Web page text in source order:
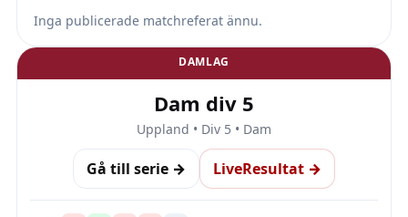
Inga publicerade matchreferat ännu.
DAMLAG
Dam div 5
Uppland • Div 5 • Dam
Gå till serie → LiveResultat →